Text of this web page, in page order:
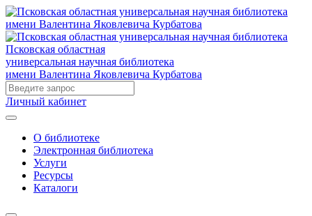
Псковская областная
универсальная научная библиотека
имени Валентина Яковлевича Курбатова
Личный кабинет
О библиотеке
Электронная библиотека
Услуги
Ресурсы
Каталоги